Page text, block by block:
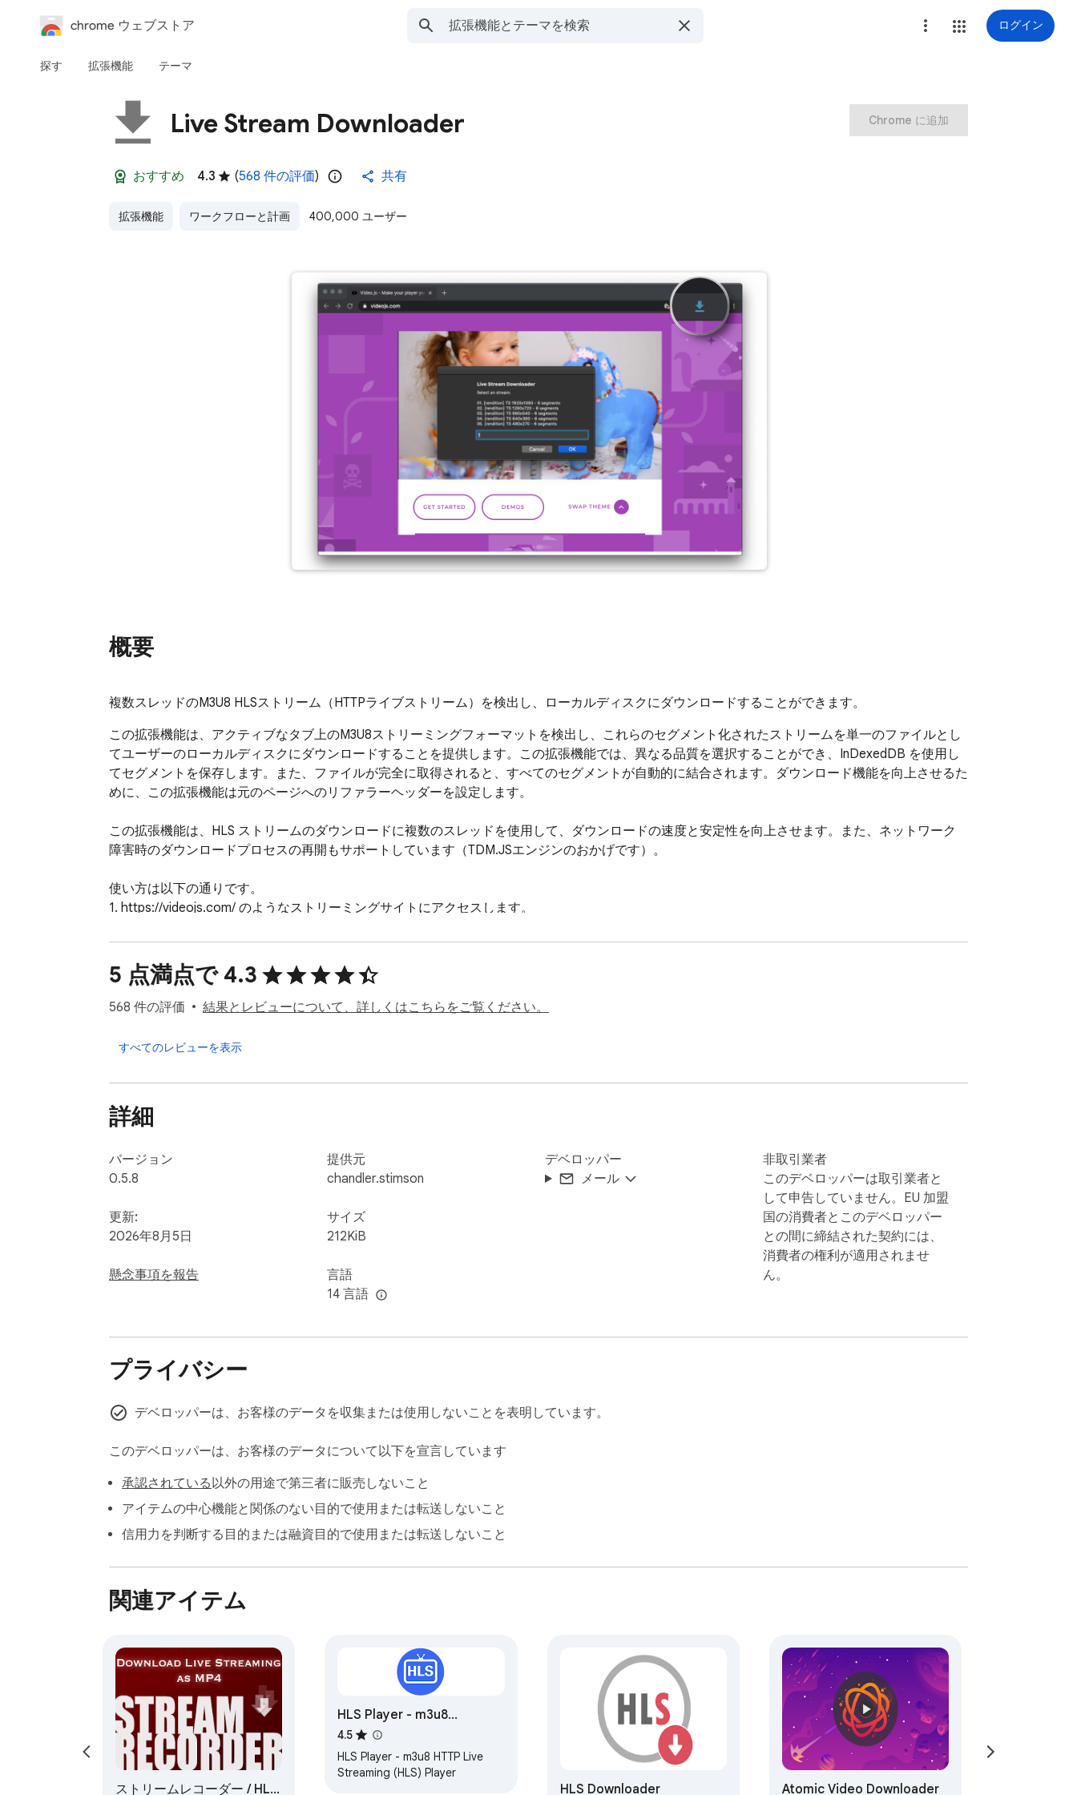
chrome ウェブストア ログイン
探す 拡張機能 テーマ
Live Stream Downloader
おすすめ 4.3 (568 件の評価) 共有
拡張機能 ワークフローと計画 400,000 ユーザー
Chrome に追加
概要
複数スレッドのM3U8 HLSストリーム（HTTPライブストリーム）を検出し、ローカルディスクにダウンロードすることができます。
この拡張機能は、アクティブなタブ上のM3U8ストリーミングフォーマットを検出し、これらのセグメント化されたストリームを単一のファイルとし
てユーザーのローカルディスクにダウンロードすることを提供します。この拡張機能では、異なる品質を選択することができ、InDexedDB を使用し
てセグメントを保存します。また、ファイルが完全に取得されると、すべてのセグメントが自動的に結合されます。ダウンロード機能を向上させるた
めに、この拡張機能は元のページへのリファラーヘッダーを設定します。
この拡張機能は、HLS ストリームのダウンロードに複数のスレッドを使用して、ダウンロードの速度と安定性を向上させます。また、ネットワーク
障害時のダウンロードプロセスの再開もサポートしています（TDM.JSエンジンのおかげです）。
使い方は以下の通りです。
1. https://videojs.com/ のようなストリーミングサイトにアクセスします。
3. ツールバーのボタンを一度クリックして、画質を選択します。
4. ダウンロードが終了するまで待ちます。進捗状況はバッジのテキストで確認できます。
特徴
2. アクティブなタブ上の任意のオーディオ、ビデオ、またはメディアストリームを検出する
アクティブなダウンロードジョブを中止するには、タブを更新するか、タブを閉じるか、ツールバーのボタンを1つ押す。
5 点満点で 4.3
568 件の評価 結果とレビューについて、詳しくはこちらをご覧ください。
すべてのレビューを表示
詳細
バージョン
0.5.8
更新:
2026年8月5日
懸念事項を報告
提供元
chandler.stimson
サイズ
212KiB
言語
14 言語
デベロッパー
メール
非取引業者
このデベロッパーは取引業者と
して申告していません。EU 加盟
国の消費者とこのデベロッパー
との間に締結された契約には、
消費者の権利が適用されませ
ん。
プライバシー
デベロッパーは、お客様のデータを収集または使用しないことを表明しています。
このデベロッパーは、お客様のデータについて以下を宣言しています
承認されている以外の用途で第三者に販売しないこと
アイテムの中心機能と関係のない目的で使用または転送しないこと
信用力を判断する目的または融資目的で使用または転送しないこと
関連アイテム
ストリームレコーダー / HLS
HLS Player - m3u8
Streaming Player
4.5
HLS Player - m3u8 HTTP Live
Streaming (HLS) Player
HLS Downloader Atomic Video Downloader